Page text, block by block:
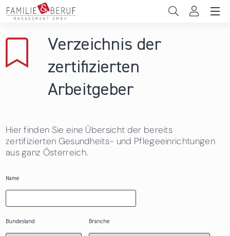
Direkt zum Inhalt
Gemeinden
Das sind wir
News & Events
Verzeichnis der
zertifizierten
Arbeitgeber
Hier finden Sie eine Übersicht der bereits
zertifizierten Gesundheits- und Pflegeeinrichtungen
aus ganz Österreich.
Name
Bundesland Branche